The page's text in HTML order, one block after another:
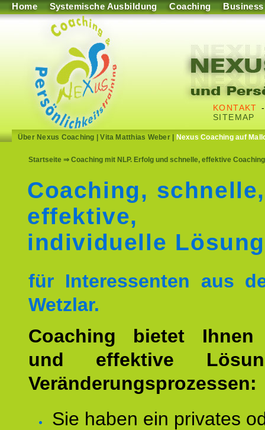
Home Systemische Ausbildung Coaching Business
KONTAKT
SITEMAP
Über Nexus Coaching |Vita Matthias Weber| Nexus Coaching auf
Startseite ⇒ Coaching mit NLP. Erfolg und schnelle, effektive
Coaching, schnelle,
effektive,
individuelle
für Interessenten aus
Wetzlar.
Coaching bietet Ihnen
und effektive
Veränderungsprozessen:
Sie haben ein privates